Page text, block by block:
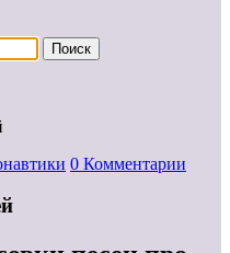
0 Комментарии